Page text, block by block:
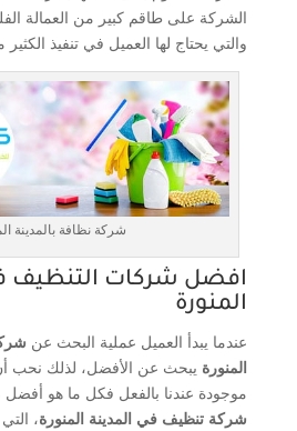
الشركة على طاقم كبير من العمالة
والتي يحتاج لها العميل في تنفيذ
شركة نظافة بالمدينة
افضل شركات التنظيف
المنورة
عندما يبدأ العميل عملية البحث عن
المنورة يبحث عن الأفضل، لذلك نحب
موجودة عندنا بالفعل فكل ما هو
شركة تنظيف في المدينة المنورة،